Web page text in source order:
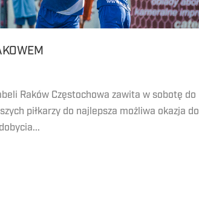
Raków Częstochowa zawita w sobotę do
piłkarzy do najlepsza możliwa okazja do